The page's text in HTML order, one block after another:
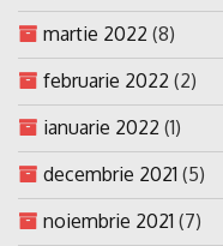
martie 2022 (8)
februarie 2022 (2)
ianuarie 2022 (1)
decembrie 2021 (5)
noiembrie 2021 (7)